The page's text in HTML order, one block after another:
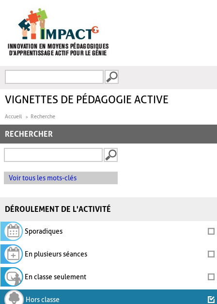
FORMULAIRE DE
VIGNETTES DE PÉDAGOGIE ACTIVE
Accueil Recherche
RECHERCHER
Voir tous les mots-clés
DÉROULEMENT DE L'ACTIVITÉ
Sporadiques
En plusieurs séances
En classe seulement
Hors classe